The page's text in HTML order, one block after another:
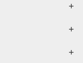
+
+
+